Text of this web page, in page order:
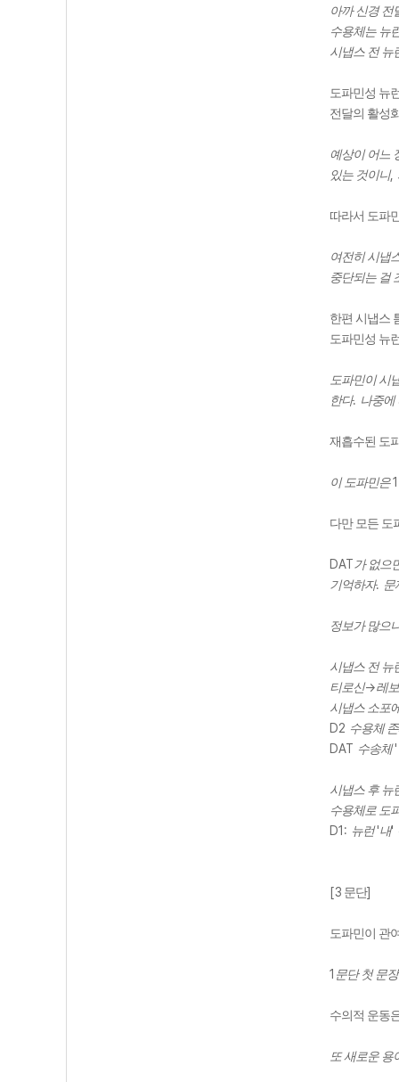
아까 신경 전
수용체는 뉴
시냅스 전 뉴
도파민성 뉴
전달의 활성
예상이 어느
있는 것이니,
따라서 도파
여전히 시냅
중단되는 걸
한편 시냅스
도파민성 뉴
도파민이 시
한다. 나중에
재흡수된 도
이 도파민은1
다만 모든 도
DAT가 없으
기억하자. 문
정보가 많으
시냅스 전 뉴
티로신->레
시냅스 소포
D2 수용체
DAT 수송체'
시냅스 후 뉴
수용체로 도
D1: 뉴런'내'
[3 문단]
도파민이 관
1 문단 첫 문
수의적 운동
또 새로운 용